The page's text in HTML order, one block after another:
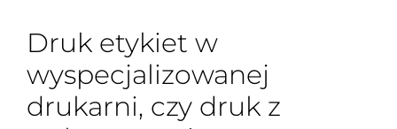
Druk etykiet w
wyspecjalizowanej
drukarni, czy druk z